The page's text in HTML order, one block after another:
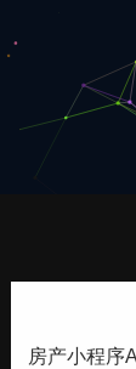
房产小程序